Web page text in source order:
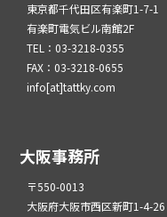
東京都千代田区有楽町1-7-1
有楽町電気ビル南館2F
TEL：03-3218-0355
FAX：03-3218-0655
info[at]tattky.com
大阪事務所
〒550-0013
大阪府大阪市西区新町1-4-26